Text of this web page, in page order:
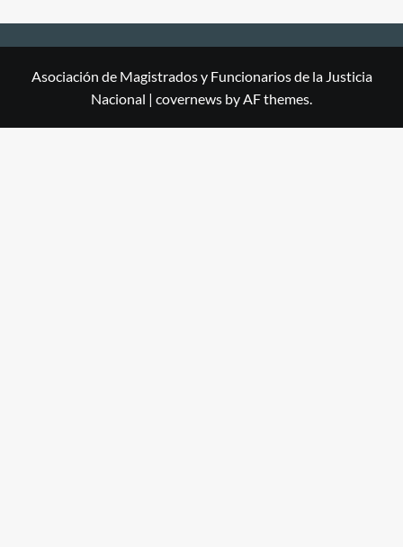
Asociación de Magistrados y Funcionarios de la Justicia
Nacional | covernews by AF themes.